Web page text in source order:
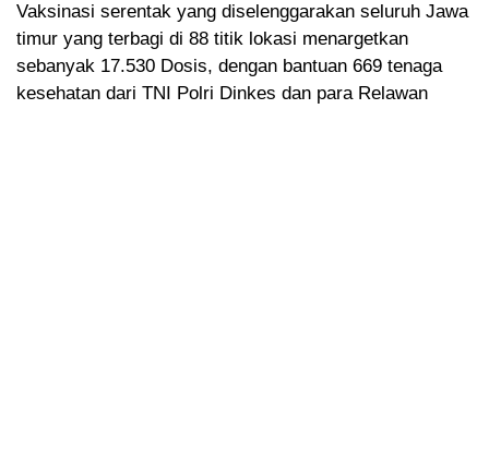
Vaksinasi serentak yang diselenggarakan seluruh Jawa
timur yang terbagi di 88 titik lokasi menargetkan
sebanyak 17.530 Dosis, dengan bantuan 669 tenaga
kesehatan dari TNI Polri Dinkes dan para Relawan